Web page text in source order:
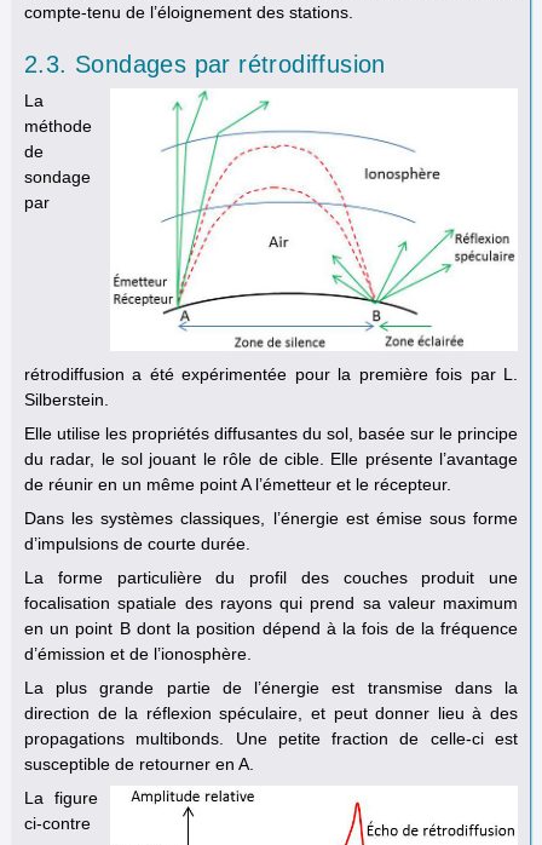
compte-tenu de l’éloignement des stations.
2.3. Sondages par rétrodiffusion
La
méthode
de
sondage
par
rétrodiffusion a été expérimentée pour la première fois par L.
Silberstein.
Elle utilise les propriétés diffusantes du sol, basée sur le principe
du radar, le sol jouant le rôle de cible. Elle présente l’avantage
de réunir en un même point A l’émetteur et le récepteur.
Dans les systèmes classiques, l’énergie est émise sous forme
d’impulsions de courte durée.
La forme particulière du profil des couches produit une
focalisation spatiale des rayons qui prend sa valeur maximum
en un point B dont la position dépend à la fois de la fréquence
d’émission et de l’ionosphère.
La plus grande partie de l’énergie est transmise dans la
direction de la réflexion spéculaire, et peut donner lieu à des
propagations multibonds. Une petite fraction de celle-ci est
susceptible de retourner en A.
La figure
ci-contre